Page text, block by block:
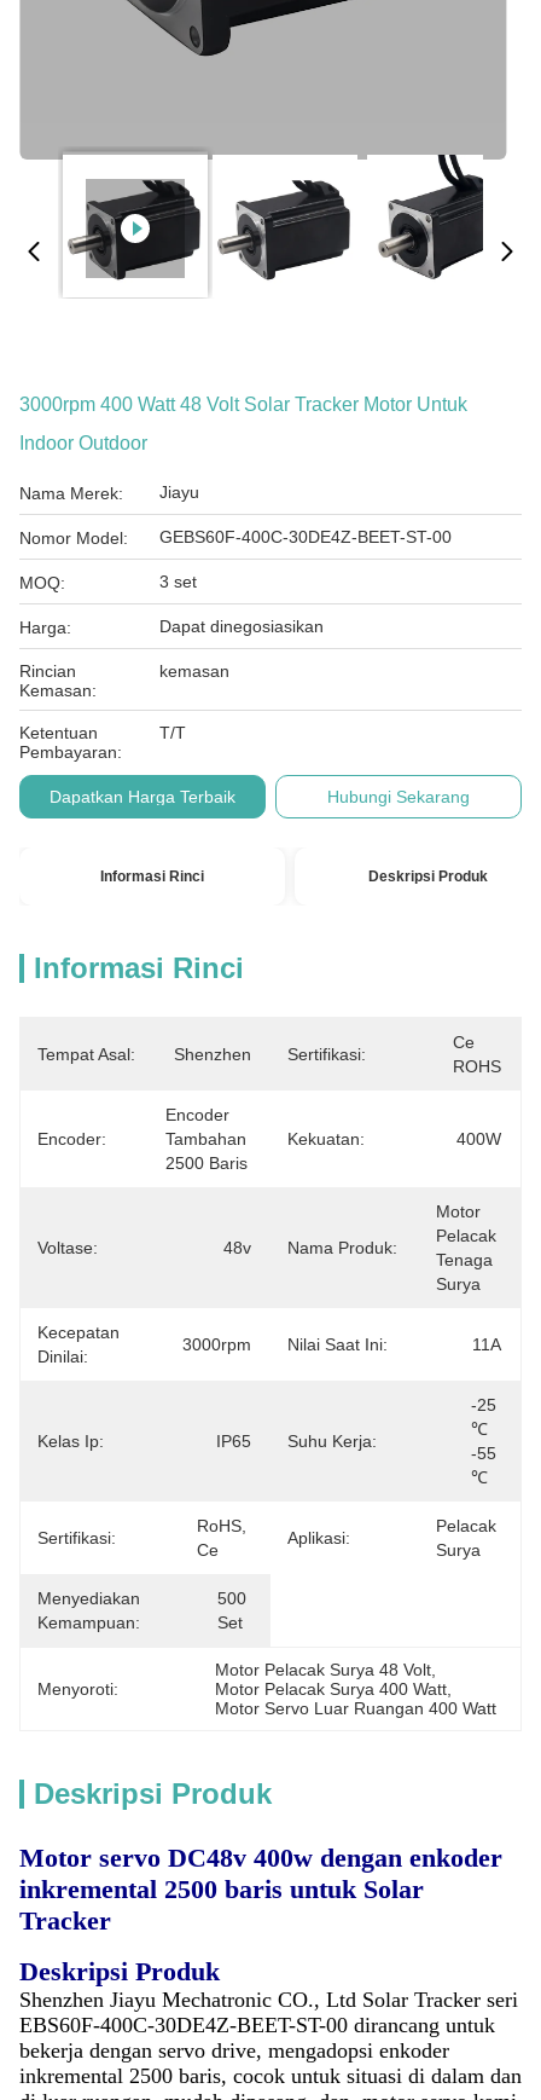
3000rpm 400 Watt 48 Volt Solar Tracker Motor Untuk
Indoor Outdoor
Nama Merek: Jiayu
Nomor Model: GEBS60F-400C-30DE4Z-BEET-ST-00
MOQ: 3 set
Harga: Dapat dinegosiasikan
Rincian
Kemasan:
kemasan
Ketentuan
Pembayaran:
T/T
Dapatkan Harga Terbaik Hubungi Sekarang
Informasi Rinci Deskripsi Produk
Informasi Rinci
Tempat Asal: Shenzhen Sertifikasi:
Ce
ROHS
Encoder:
Encoder
Tambahan
2500 Baris
Kekuatan: 400W
Voltase: 48v Nama Produk:
Motor
Pelacak
Tenaga
Surya
Kecepatan
Dinilai:
3000rpm Nilai Saat Ini: 11A
Kelas Ip: IP65 Suhu Kerja:
-25
℃
-55
℃
Sertifikasi:
RoHS,
Ce
Aplikasi:
Pelacak
Surya
Menyediakan
Kemampuan:
500
Set
Menyoroti:
Motor Pelacak Surya 48 Volt
Motor Pelacak Surya 400 Watt
Motor Servo Luar Ruangan 400 Watt
Deskripsi Produk
Motor servo DC48v 400w dengan enkoder
inkremental 2500 baris untuk Solar
Tracker
Deskripsi Produk
Shenzhen Jiayu Mechatronic CO., Ltd Solar Tracker seri
EBS60F-400C-30DE4Z-BEET-ST-00 dirancang untuk
bekerja dengan servo drive, mengadopsi enkoder
inkremental 2500 baris, cocok untuk situasi di dalam dan